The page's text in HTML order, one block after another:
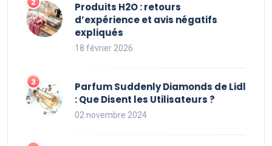
Produits H2O : retours
d’expérience et avis négatifs
expliqués
18 février 2026
Parfum Suddenly Diamonds de Lidl
: Que Disent les Utilisateurs ?
02 novembre 2024